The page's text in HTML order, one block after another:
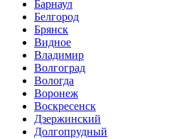
Барнаул
Белгород
Брянск
Видное
Владимир
Волгоград
Вологда
Воронеж
Воскресенск
Дзержинский
Долгопрудный